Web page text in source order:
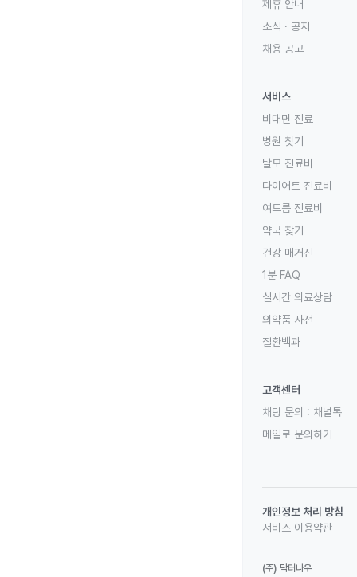
제휴 안내
소식 · 공지
채용 공고
서비스
비대면 진료
병원 찾기
탈모 진료비
다이어트 진료비
여드름 진료비
약국 찾기
건강 매거진
1분 FAQ
실시간 의료상담
의약품 사전
질환백과
고객센터
채팅 문의 : 채널톡
메일로 문의하기
개인정보 처리 방침
서비스 이용약관
(주) 닥터나우